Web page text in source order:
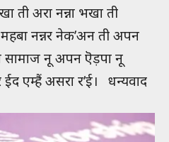
ती अरा नन्ना भखा ती
नन्नर नेक’अन ती अपन
नू अपन ऎड़पा नू
एम्हैं असरा र’ई। धन्यवाद